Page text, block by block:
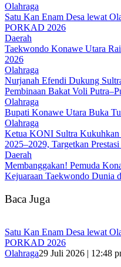
Olahraga
Satu Kan Enam Desa lewat
PORKAD 2026
Daerah
Taekwondo Konawe Utara
2026
Olahraga
Nurjanah Efendi Dukung
Pembinaan Bakat Voli
Olahraga
Bupati Konawe Utara Buka
Olahraga
Ketua KONI Sultra
2025–2029, Targetkan
Daerah
Membanggakan! Pemuda
Kejuaraan Taekwondo Dunia
Baca Juga
Satu Kan Enam Desa lewat
PORKAD 2026
Olahraga29 Juli 2026 | 12:48